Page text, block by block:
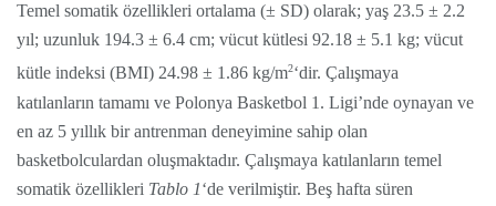
Temel somatik özellikleri ortalama (± SD) olarak; yaş 23.5 ± 2.2
yıl; uzunluk 194.3 ± 6.4 cm; vücut kütlesi 92.18 ± 5.1 kg; vücut
kütle indeksi (BMI) 24.98 ± 1.86 kg/m2‘dir. Çalışmaya
katılanların tamamı ve Polonya Basketbol 1. Ligi’nde oynayan ve
en az 5 yıllık bir antrenman deneyimine sahip olan
basketbolculardan oluşmaktadır. Çalışmaya katılanların temel
somatik özellikleri Tablo 1‘de verilmiştir. Beş hafta süren